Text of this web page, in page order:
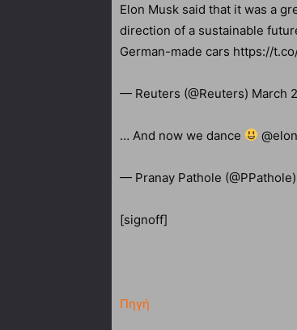
Elon Musk said that it was a
direction of a sustainable
German-made cars https://
— Reuters (@Reuters) March
… And now we dance
— Pranay Pathole
[signoff]
Πηγή